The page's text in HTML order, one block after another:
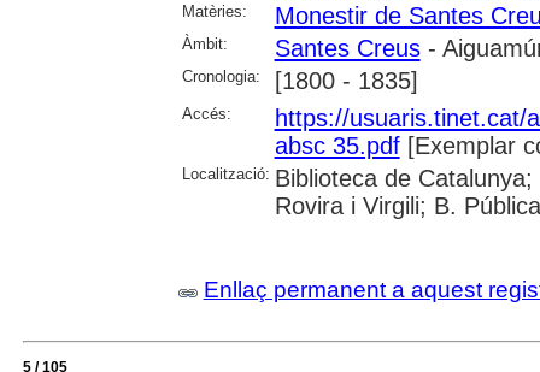
Matèries:
Monestir de Santes
Àmbit: Santes Creus-
Cronologia: [1800 - 1835]
Accés:
https://usuaris.tinet.cat/
absc 35.pdf[Exemplar
Localització: Biblioteca de
Rovira i Virgili; B.
Enllaç permanent a aquest
5 / 105